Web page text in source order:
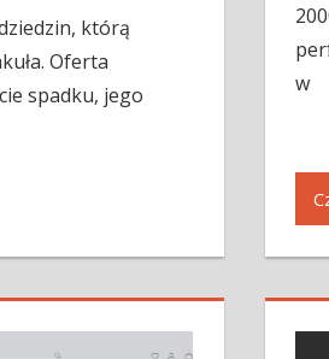
którą
Oferta
spadku, jego
w